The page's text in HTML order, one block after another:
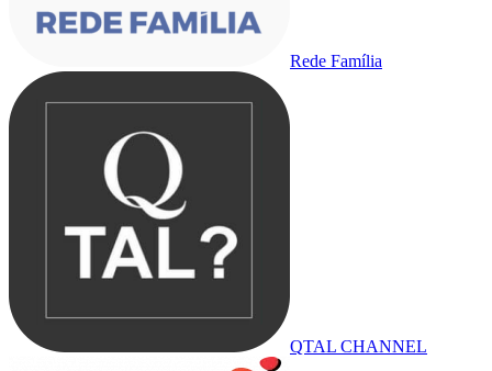
Rede Família
QTAL CHANNEL